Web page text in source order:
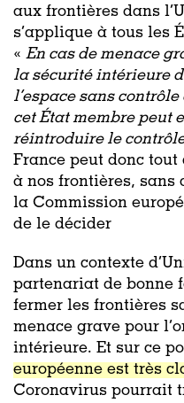
aux frontières dans
s’applique à tous les
« En cas de menace
la sécurité intérieure
l’espace sans
cet État membre peut
réintroduire le
France peut donc
à nos frontières,
la Commission
de le décider
Dans un contexte
partenariat de bonne
fermer les frontières
menace grave pour
intérieure. Et sur ce
européenne est très
Coronavirus pourrait